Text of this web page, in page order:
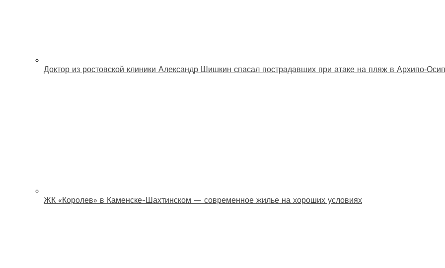
Доктор из ростовской клиники Александр Шишкин спасал пострадавших при атаке на пляж в
ЖК «Королев» в Каменске-Шахтинском — современное жилье на хороших условиях